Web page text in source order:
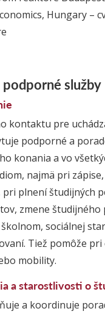
Hungary –
podporné služby
kontaktu pre
podporné a
konania a vo
najmä pri
plnení študijných
zmene
sociálnej
Tiež pomôže
mobility.
a starostlivosti o
a koordinuje